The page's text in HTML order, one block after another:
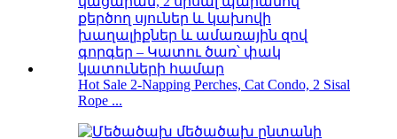
Hot Sale 2-Napping Perches, Cat Condo, 2 Sisal
Rope ...